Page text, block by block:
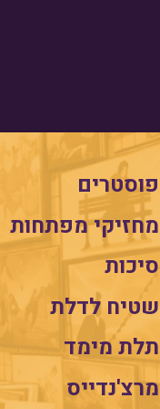
פוסטרים
מחזיקי מפתחות
סיכות
שטיח לדלת
תלת מימד
מרצ'נדייס